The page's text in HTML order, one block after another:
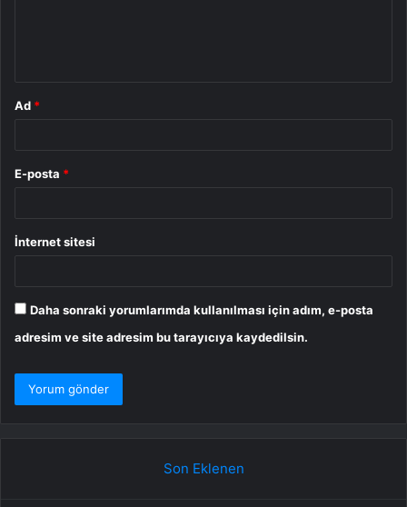
Ad *
E-posta *
İnternet sitesi
Daha sonraki yorumlarımda kullanılması için adım, e-posta
adresim ve site adresim bu tarayıcıya kaydedilsin.
Son Eklenen